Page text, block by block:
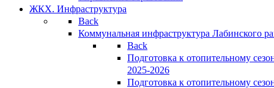
ЖКХ. Инфраструктура
Back
Коммунальная инфраструктура Лабинского
Back
Подготовка к отопительному
2025-2026
Подготовка к отопительному